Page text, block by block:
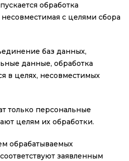
обработка
с целями сбора
баз данных,
данные, обработка
в целях, несовместимых
только персональные
целям их обработки.
обрабатываемых
заявленным